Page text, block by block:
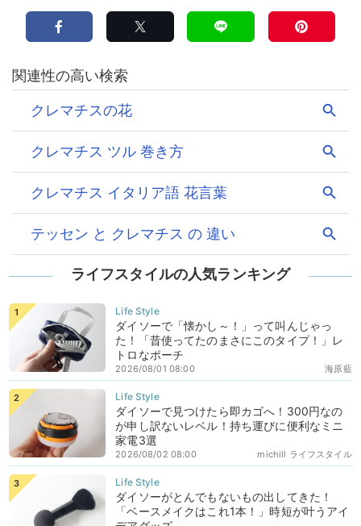
ライフスタイルの人気ランキング
ダイソーで「懐かし～！」って叫んじゃっ
た！「昔使ってたのまさにこのタイプ！」レ
トロなポーチ
海原藍
2026/08/01 08:00
ダイソーで見つけたら即カゴへ！300円なの
が申し訳ないレベル！持ち運びに便利なミニ
家電3選
michill ライフスタイル
2026/08/02 08:00
ダイソーがとんでもないもの出してきた！
「ベースメイクはこれ1本！」時短が叶うアイ